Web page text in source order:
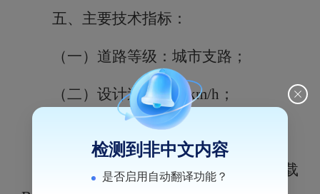
五、主要技术指标：
（一）道路等级：城市支路；
（二）设计速度：20km/h；
（三）车道数：按双向2车道设计；
（四）设计荷载：路面——标准轴载
检测到非中文内容
是否启用自动翻译功能？